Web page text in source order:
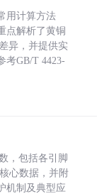
用计算方法
点解析了黄铜
异，并提供实
考GB/T 4423-
，包括各引脚
心数据，并附
机制及典型应